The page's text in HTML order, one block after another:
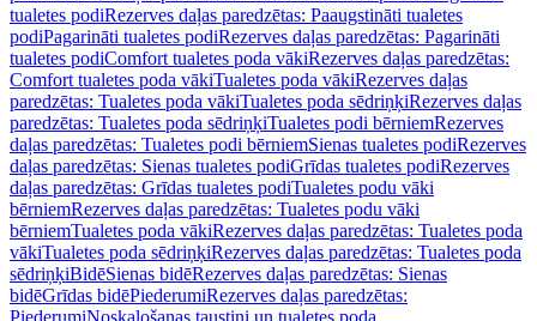
tualetes podiRezerves daļas paredzētas: Paaugstināti tualetes
podiPagarināti tualetes podiRezerves daļas paredzētas: Pagarināti
tualetes podiComfort tualetes poda vākiRezerves daļas paredzētas:
Comfort tualetes poda vākiTualetes poda vākiRezerves daļas
paredzētas: Tualetes poda vākiTualetes poda sēdriņķiRezerves daļas
paredzētas: Tualetes poda sēdriņķiTualetes podi bērniemRezerves
daļas paredzētas: Tualetes podi bērniemSienas tualetes podiRezerves
daļas paredzētas: Sienas tualetes podiGrīdas tualetes podiRezerves
daļas paredzētas: Grīdas tualetes podiTualetes podu vāki
bērniemRezerves daļas paredzētas: Tualetes podu vāki
bērniemTualetes poda vākiRezerves daļas paredzētas: Tualetes poda
vākiTualetes poda sēdriņķiRezerves daļas paredzētas: Tualetes poda
sēdriņķiBidēSienas bidēRezerves daļas paredzētas: Sienas
bidēGrīdas bidēPiederumiRezerves daļas paredzētas:
PiederumiNoskalošanas taustiņi un tualetes poda